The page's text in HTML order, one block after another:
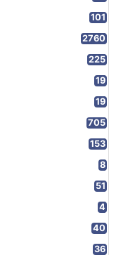
101
2760
225
19
19
705
153
8
51
4
40
36